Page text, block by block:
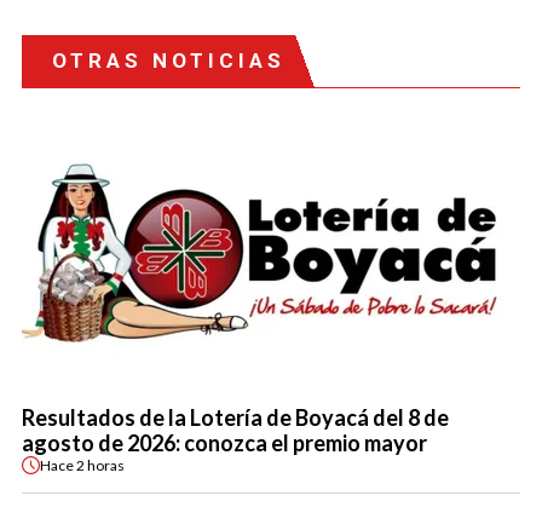
OTRAS NOTICIAS
Resultados de la Lotería de Boyacá del 8 de
agosto de 2026: conozca el premio mayor
Hace2 horas